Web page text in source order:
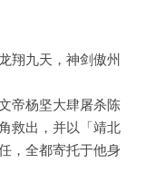
翔九天，神剑傲州
帝杨坚大肆屠杀陈
救出，并以「靖北
，全都寄托于他身